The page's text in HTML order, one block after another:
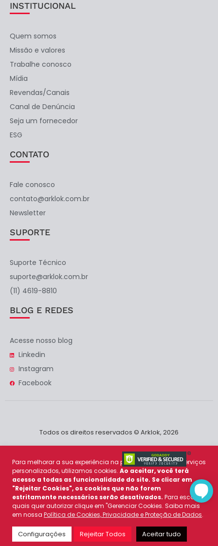
INSTITUCIONAL
Quem somos
Missão e valores
Trabalhe conosco
Mídia
Revendas/Canais
Canal de Denúncia
Seja um fornecedor
ESG
CONTATO
Fale conosco
contato@arklok.com.br
Newsletter
SUPORTE
Suporte Técnico
suporte@arklok.com.br
(11) 4619-8810
BLOG E REDES
Acesse nosso blog
Linkedin
Instagram
Facebook
Todos os direitos reservados © Arklok, 2026
Para melhorar a sua experiência na plataforma e prover serviços
personalizados, utilizamos cookies. Ao aceitar, você terá
acesso a todas as funcionalidade do site. Se clicar em
"Rejeitar Cookies", os cookies que não forem
estritamente necessários serão desativados. Para escolher
quais quer autorizar clique em "Gerenciar Cookies. Saiba mais
em nossa Política de Cookies, Privacidade e Proteção de Dados.
Configurações Rejeitar Todos Aceitar tudo